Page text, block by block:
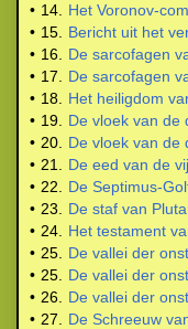
• 14.
Het Voronov-
• 15.
Bericht uit het
• 16.
De sarcofagen
• 17.
De sarcofagen
• 18.
Het heiligdom
• 19.
De vloek van de
• 20.
De vloek van de
• 21.
De eed van de
• 22.
De Septimus-
• 23.
De staf van
• 24.
Het testament
• 25.
De vallei der
• 25.
De vallei der
• 26.
De vallei der
• 27.
De Schreeuw